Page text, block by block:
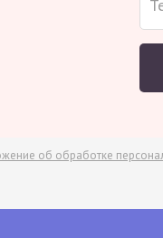
об обработке